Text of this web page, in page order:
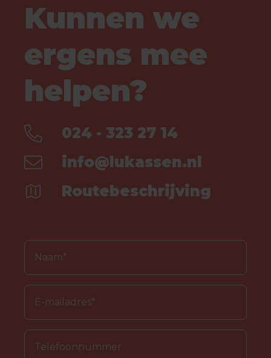
Kunnen we
ergens mee
helpen?
024 - 323 27 14
info@lukassen.nl
Routebeschrijving